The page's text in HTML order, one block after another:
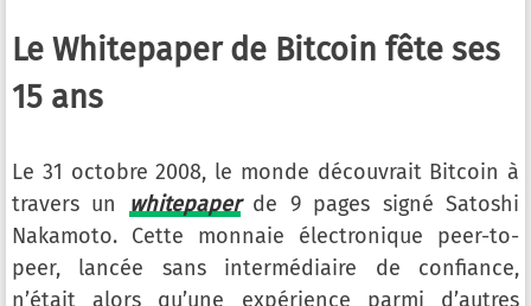
Le Whitepaper de Bitcoin fête ses
15 ans
Le 31 octobre 2008, le monde découvrait Bitcoin à
travers un whitepaperde 9 pages signé Satoshi
Nakamoto. Cette monnaie électronique peer-to-
peer, lancée sans intermédiaire de confiance,
n’était alors qu’une expérience parmi d’autres